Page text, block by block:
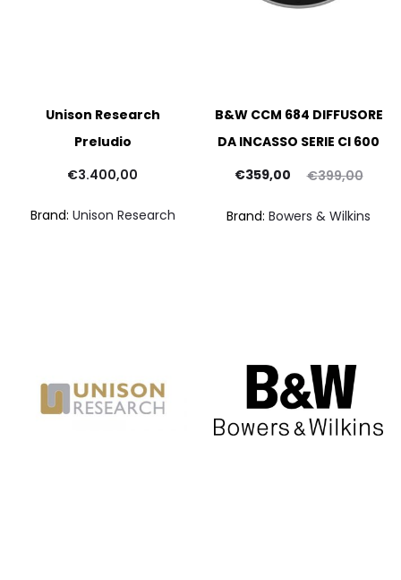
Unison Research
Preludio
€3.400,00
Brand: Unison Research
B&W CCM 684 DIFFUSORE
DA INCASSO SERIE CI 600
€399,00
Il
€359,00
Brand: Bowers & Wilkins